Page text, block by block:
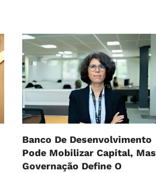
Banco De Desenvolvimento
Pode Mobilizar Capital, Mas
Governação Define O